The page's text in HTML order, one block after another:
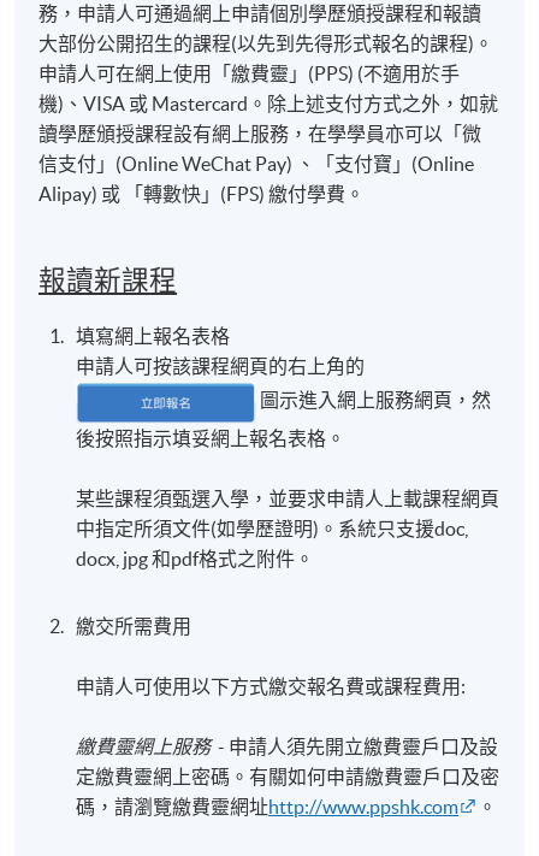
務，申請人可通過網上申請個別學歷頒授課程和報讀
大部份公開招生的課程(以先到先得形式報名的課程)。
申請人可在網上使用「繳費靈」(PPS) (不適用於手
機)、VISA 或 Mastercard。除上述支付方式之外，如就
讀學歷頒授課程設有網上服務，在學學員亦可以「微
信支付」(Online WeChat Pay) 、「支付寶」(Online
Alipay) 或 「轉數快」(FPS) 繳付學費。
報讀新課程
填寫網上報名表格
申請人可按該課程網頁的右上角的
圖示進入網上服務網頁，然
後按照指示填妥網上報名表格。
某些課程須甄選入學，並要求申請人上載課程網頁
中指定所須文件(如學歷證明)。系統只支援doc,
docx, jpg 和pdf格式之附件。
繳交所需費用
申請人可使用以下方式繳交報名費或課程費用:
繳費靈網上服務- 申請人須先開立繳費靈戶口及設
定繳費靈網上密碼。有關如何申請繳費靈戶口及密
碼，請瀏覽繳費靈網址http://www.ppshk.com 。